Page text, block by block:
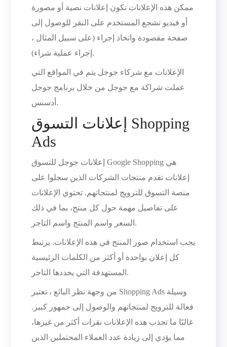
ممكن هذه الإعلانات تكون إعلانات نصية أو مصورة
أو فيديو تشجع المستخدم على النقر للوصول إلى
صفحة مقصودة واتخاذ إجراء (على سبيل المثال ،
إجراء عملية شراء).
الإعلانات مع شركاء جوجل يتم في المواقع التي
عملت شراكة مع جوجل من خلال برنامج جوجل
أدسنس.
إعلانات التسوق Shopping
Ads
إعلانات جوجل للتسوق Google Shopping هي
إعلانات تقدم منتجات الشركات الذين سجلوا على
منصة التسوق للترويج لمنتجاتهم. تحتوي الإعلانات
على تفاصيل مهمة حول كل منتج، بما في ذلك
السعر واسم المنتج واسم التاجر.
يجب استخدام صور المنتج في هذه الإعلانات. يرتبط
كل إعلان بواحدة أو أكثر من الكلمات الرئيسية
المستهدفة التي يحددها التاجر.
من وجهة نظر البائع ، تعتبر Shopping Ads وسيلة
فعالة للترويج لمنتجاتهم والوصول إلى جمهور كبير.
غالبًا ما تجذب هذه الإعلانات نقرات أكثر من غيرها،
مما يؤدي إلى زيادة عدد العملاء المحتملين الذين